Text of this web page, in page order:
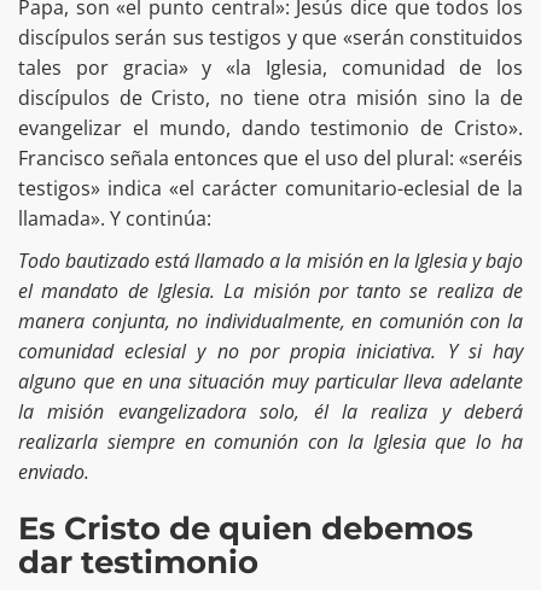
Papa, son «el punto central»: Jesús dice que todos los
discípulos serán sus testigos y que «serán constituidos
tales por gracia» y «la Iglesia, comunidad de los
discípulos de Cristo, no tiene otra misión sino la de
evangelizar el mundo, dando testimonio de Cristo».
Francisco señala entonces que el uso del plural: «seréis
testigos» indica «el carácter comunitario-eclesial de la
llamada». Y continúa:
Todo bautizado está llamado a la misión en la Iglesia y bajo
el mandato de Iglesia. La misión por tanto se realiza de
manera conjunta, no individualmente, en comunión con la
comunidad eclesial y no por propia iniciativa. Y si hay
alguno que en una situación muy particular lleva adelante
la misión evangelizadora solo, él la realiza y deberá
realizarla siempre en comunión con la Iglesia que lo ha
enviado.
Es Cristo de quien debemos
dar testimonio